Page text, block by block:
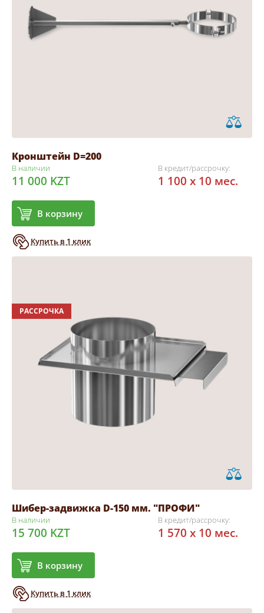
Кронштейн D=200
В наличии
11 000 KZT
В корзину
Купить в 1 клик
В кредит/рассрочку:
1 100 x 10 мес.
РАССРОЧКА
Шибер-задвижка D-150 мм. "ПРОФИ"
В наличии
15 700 KZT
В корзину
Купить в 1 клик
В кредит/рассрочку:
1 570 x 10 мес.